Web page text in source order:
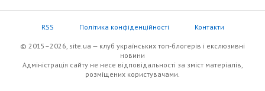
RSS Політика конфіденційності Контакти
© 2015–2026, site.ua — клуб українських топ-блогерів i екслюзивнi
новини
Адміністрація сайту не несе відповідальності за зміст матеріалів,
розміщених користувачами.